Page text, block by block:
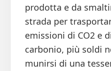
prodotta e da
strada per
emissioni di CO2 e
carbonio, più soldi
munirsi di una